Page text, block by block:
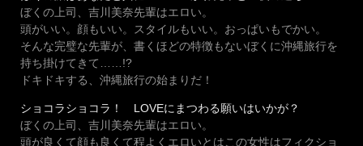
ぼくの上司、吉川美奈先輩はエロい。
頭がいい。顔もいい。スタイルもいい。おっぱいもでかい。
そんな完璧な先輩が、書くほどの特徴もないぼくに沖縄旅行を
持ち掛けてきて……!?
ドキドキする、沖縄旅行の始まりだ！
ショコラショコラ！ LOVEにまつわる願いはいかが？
ぼくの上司、吉川美奈先輩はエロい。
頭が良くて顔も良くて程よくエロいとはこの女性はフィクショ